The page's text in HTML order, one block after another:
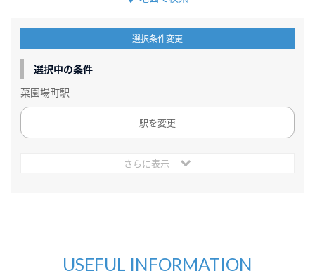
選択条件変更
選択中の条件
菜園場町駅
駅を変更
さらに表示
USEFUL INFORMATION